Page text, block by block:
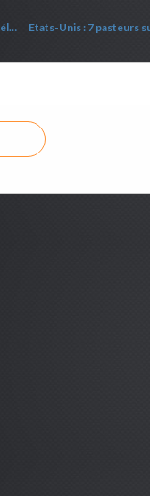
Témoignage : Activités paranormales chez les célébrités. Partie 10